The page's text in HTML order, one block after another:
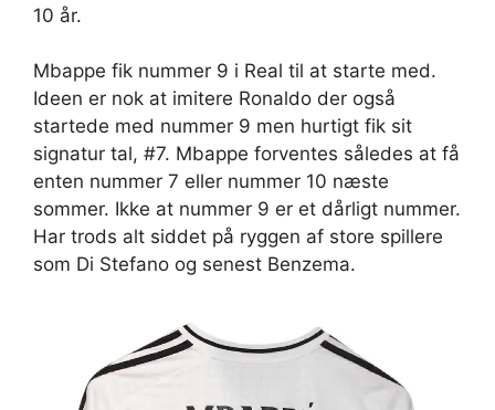
10 år.
Mbappe fik nummer 9 i Real til at starte med.
Ideen er nok at imitere Ronaldo der også
startede med nummer 9 men hurtigt fik sit
signatur tal, #7. Mbappe forventes således at få
enten nummer 7 eller nummer 10 næste
sommer. Ikke at nummer 9 er et dårligt nummer.
Har trods alt siddet på ryggen af store spillere
som Di Stefano og senest Benzema.